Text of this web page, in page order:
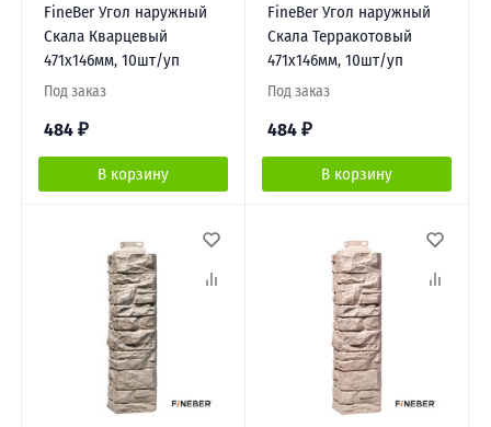
FineBer Угол наружный
Скала Кварцевый
471х146мм, 10шт/уп
Под заказ
484 ₽
В корзину
FineBer Угол наружный
Скала Терракотовый
471х146мм, 10шт/уп
Под заказ
484 ₽
В корзину